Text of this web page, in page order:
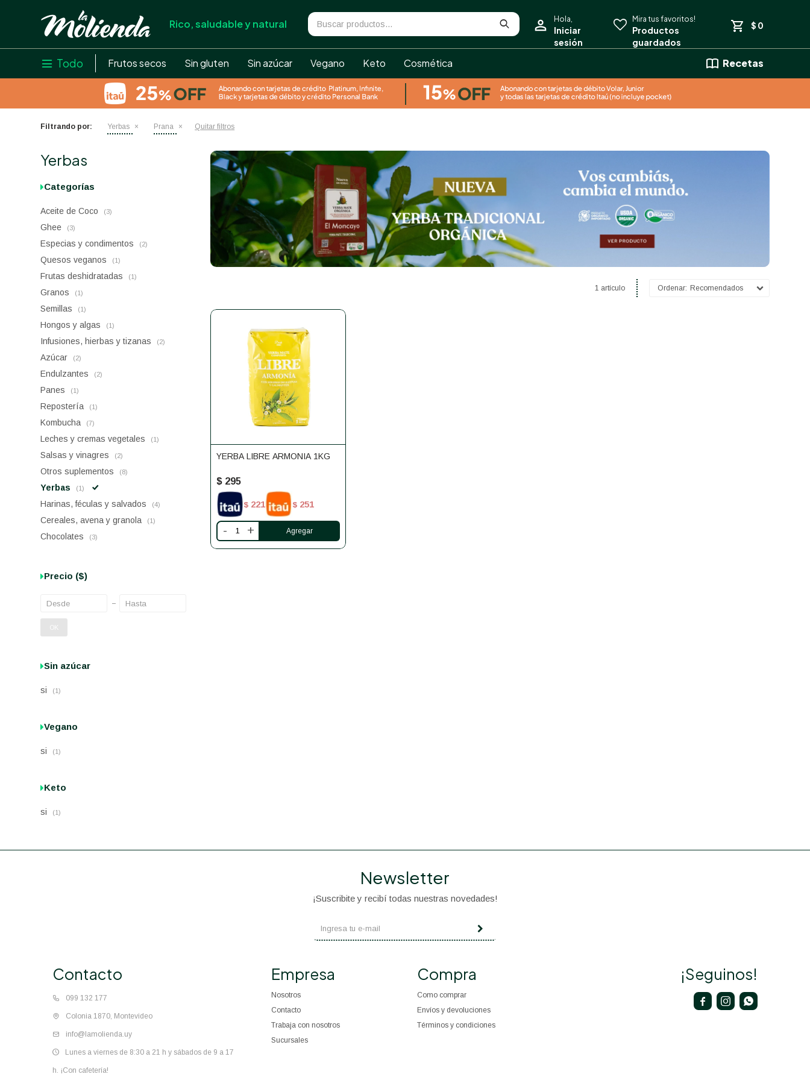
Rico, saludable y natural
 Todo Frutos secos Sin gluten Sin azúcar Vegano Keto Cosmética Recetas
$ 0
Filtrando por: Yerbas Prana Quitar filtros
1 artículo Recomendados
YERBA LIBRE ARMONIA 1KG
$ 295
$ 221 $ 251
- +
Yerbas
Categorías
Aceite de Coco (3)
Ghee (3)
Especias y condimentos (2)
Quesos veganos (1)
Frutas deshidratadas (1)
Granos (1)
Semillas (1)
Hongos y algas (1)
Infusiones, hierbas y tizanas (2)
Azúcar (2)
Endulzantes (2)
Panes (1)
Repostería (1)
Kombucha (7)
Leches y cremas vegetales (1)
Salsas y vinagres (2)
Otros suplementos (8)
Yerbas (1)
Harinas, féculas y salvados (4)
Cereales, avena y granola (1)
Chocolates (3)
Precio ($)
OK
Sin azúcar
si (1)
Vegano
si (1)
Keto
si (1)
Contacto
099 132 177
Colonia 1870, Montevideo
info@lamolienda.uy
Lunes a viernes de 8:30 a 21 h y sábados de 9 a 17
h. ¡Con cafetería!
Empresa
Nosotros
Contacto
Trabaja con nosotros
Sucursales
Compra
Como comprar
Envíos y devoluciones
Términos y condiciones
Newsletter
¡Suscribite y recibí todas nuestras novedades!
¡Seguinos!
  
close
store
local_shipping
credit_card
help